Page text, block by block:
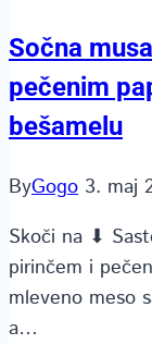
Sočna
pečenim
bešamelu
ByGogo 3. maj
Skoči na ⬇
pirinčem i
mleveno meso
a…